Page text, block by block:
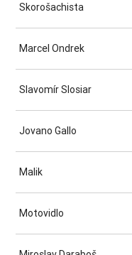
Skorošachista
Marcel Ondrek
Slavomír Slosiar
Jovano Gallo
Malik
Motovidlo